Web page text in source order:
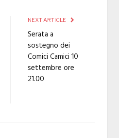
NEXT ARTICLE
Serata a
sostegno dei
Comici Camici 10
settembre ore
21.00